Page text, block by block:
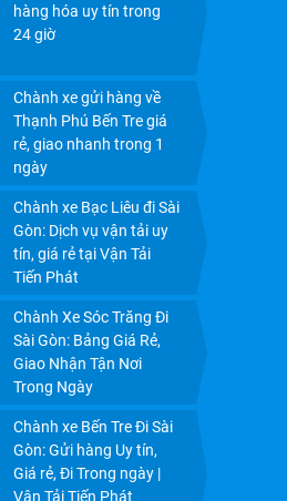
CƯỚC RẺ, GIAO NHẬN
hàng hóa uy tín trong
24 giờ
Chành xe gửi hàng về
Thạnh Phú Bến Tre giá
rẻ, giao nhanh trong 1
ngày
Chành xe Bạc Liêu đi Sài
Gòn: Dịch vụ vận tải uy
tín, giá rẻ tại Vận Tải
Tiến Phát
Chành Xe Sóc Trăng Đi
Sài Gòn: Bảng Giá Rẻ,
Giao Nhận Tận Nơi
Trong Ngày
Chành xe Bến Tre Đi Sài
Gòn: Gửi hàng Uy tín,
Giá rẻ, Đi Trong ngày |
Vận Tải Tiến Phát